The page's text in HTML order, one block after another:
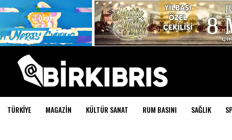
TÜRKIYE MAGAZIN KÜLTÜR SANAT RUM BASINI SAĞLIK